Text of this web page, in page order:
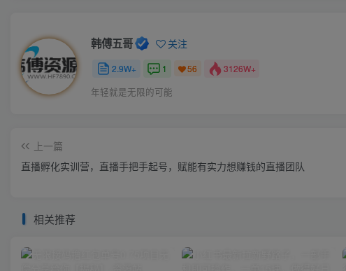
韩傅五哥 关注
2.9W+ 1 56 3126W+
年轻就是无限的可能
上一篇
直播孵化实训营，直播手把手起号，赋能有实力想赚钱的直播团队
相关推荐